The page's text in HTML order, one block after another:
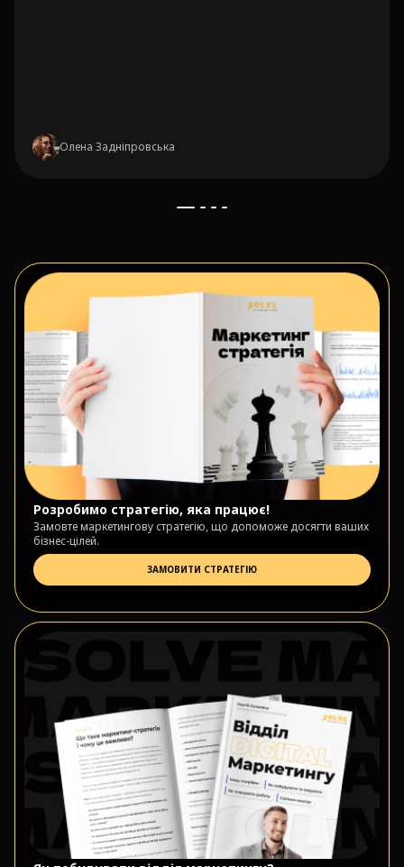
Олена Задніпровська
Розробимо стратегію, яка працює!
Замовте маркетингову стратегію, що допоможе досягти ваших
бізнес-цілей.
ЗАМОВИТИ СТРАТЕГІЮ